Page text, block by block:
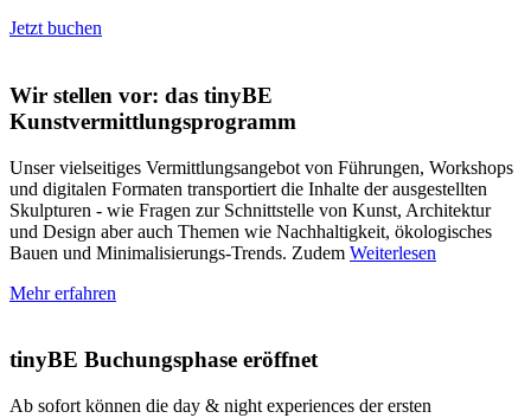
Jetzt buchen
Wir stellen vor: das tinyBE
Kunstvermittlungsprogramm
Unser vielseitiges Vermittlungsangebot von Führungen, Workshops
und digitalen Formaten transportiert die Inhalte der ausgestellten
Skulpturen - wie Fragen zur Schnittstelle von Kunst, Architektur
und Design aber auch Themen wie Nachhaltigkeit, ökologisches
Bauen und Minimalisierungs-Trends. Zudem Weiterlesen
Mehr erfahren
tinyBE Buchungsphase eröffnet
Ab sofort können die day & night experiences der ersten